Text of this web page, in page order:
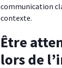
communication
contexte.
Être
lors de